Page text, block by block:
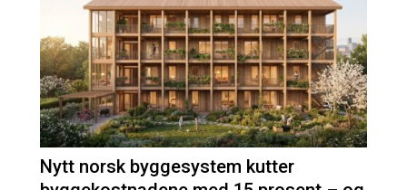
Nytt norsk byggesystem kutter